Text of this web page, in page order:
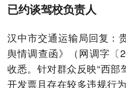
已约谈驾校负责人
汉中市交通运输局回复：
舆情调查函》（网调字〔
收悉。针对群众反映“西部
开发票且存在较多违规行